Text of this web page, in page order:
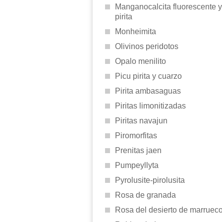
Manganocalcita fluorescente y
pirita
Monheimita
Olivinos peridotos
Opalo menilito
Picu pirita y cuarzo
Pirita ambasaguas
Piritas limonitizadas
Piritas navajun
Piromorfitas
Prenitas jaen
Pumpeyllyta
Pyrolusite-pirolusita
Rosa de granada
Rosa del desierto de